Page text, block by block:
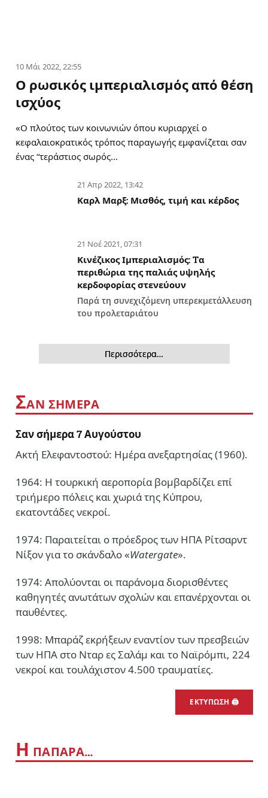
10 Μάι 2022, 22:55
Ο ρωσικός ιμπεριαλισμός από θέση
ισχύος
«Ο πλούτος των κοινωνιών όπου κυριαρχεί ο
κεφαλαιοκρατικός τρόπος παραγωγής εμφανίζεται σαν
ένας “τεράστιος σωρός…
21 Απρ 2022, 13:42
Καρλ Μαρξ: Μισθός, τιμή και κέρδος
21 Νοέ 2021, 07:31
Κινέζικος Ιμπεριαλισμός: Tα
περιθώρια της παλιάς υψηλής
κερδοφορίας στενεύουν
Παρά τη συνεχιζόμενη υπερεκμετάλλευση
του προλεταριάτου
Περισσότερα…
ΣΑΝ ΣΗΜΕΡΑ
Σαν σήμερα 7 Αυγούστου
Ακτή Ελεφαντοστού: Ημέρα ανεξαρτησίας (1960).
1964: Η τουρκική αεροπορία βομβαρδίζει επί
τριήμερο πόλεις και χωριά της Κύπρου,
εκατοντάδες νεκροί.
1974: Παραιτείται ο πρόεδρος των ΗΠΑ Ρίτσαρντ
Νίξον για το σκάνδαλο «Watergate».
1974: Απολύονται οι παράνομα διορισθέντες
καθηγητές ανωτάτων σχολών και επανέρχονται οι
παυθέντες.
1998: Μπαράζ εκρήξεων εναντίον των πρεσβειών
των ΗΠΑ στο Νταρ ες Σαλάμ και το Ναϊρόμπι, 224
νεκροί και τουλάχιστον 4.500 τραυματίες.
ΕΚΤΥΠΩΣΗ 🖨
Η ΠΑΠΑΡΑ…